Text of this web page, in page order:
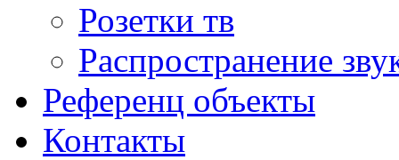
Розетки тв
Распространение
Референц объекты
Контакты